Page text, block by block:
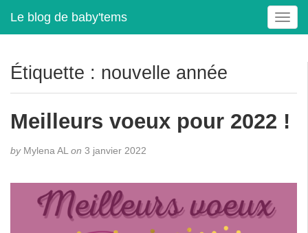
Le blog de baby'tems
T
o
e
a
a
Étiquette : nouvelle année
Meilleurs voeux pour 2022 !
byMylena AL on 3 janvier 2022